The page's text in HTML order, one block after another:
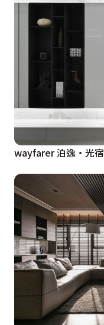
wayfarer 泊逸‧光宿